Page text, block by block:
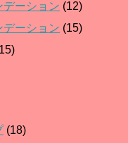
デーション (12)
デーション (15)
(18)